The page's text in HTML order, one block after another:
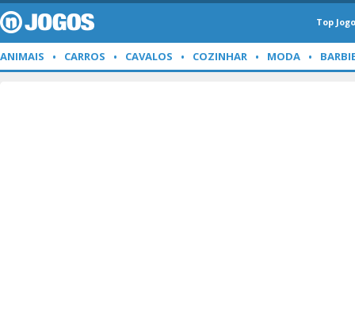
Top
ANIMAIS CARROS CAVALOS COZINHAR MODA